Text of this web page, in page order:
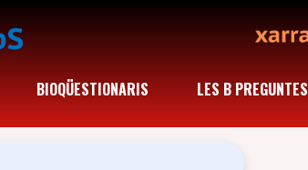
BIOQÜESTIONARIS LES B PREGUNTES